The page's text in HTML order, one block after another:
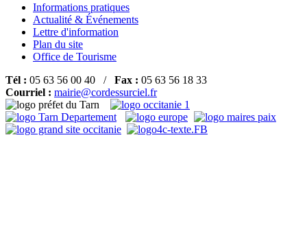
Informations pratiques
Actualité & Événements
Lettre d'information
Plan du site
Office de Tourisme
Tél : 05 63 56 00 40 / Fax : 05 63 56 18 33
Courriel : mairie@cordessurciel.fr